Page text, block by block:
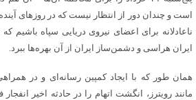
است و چندان دور از انتظار نیست که در روزهای
ناعادلانه برای اعضای نیروی دریایی سپاه باشیم
ایران هراسی و دشمن‌ساز ایران از آن بهره‌ها ببرد.
همان طور که با ایجاد کمپین رسانه‌ای و در
مانند رویترز، انگشت اتهام را در حادثه اخیر